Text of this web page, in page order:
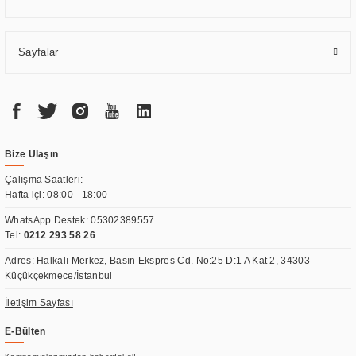
Sayfalar
Bize Ulaşın
Çalışma Saatleri:
Hafta içi: 08:00 - 18:00
WhatsApp Destek:05302389557
Tel: 0212 293 58 26
Adres: Halkalı Merkez, Basın Ekspres Cd. No:25 D:1 A Kat 2, 34303
Küçükçekmece/İstanbul
İletişim Sayfası
E-Bülten